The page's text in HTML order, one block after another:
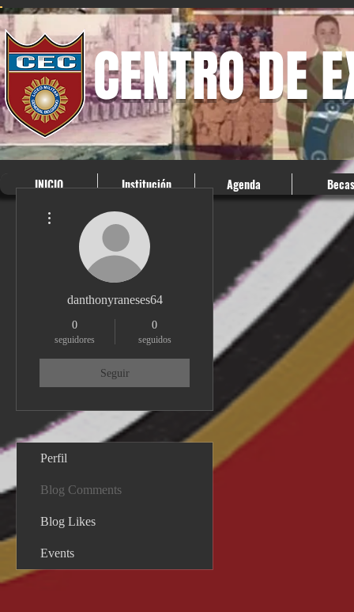
CENTRO DE
INICIO Institución Agenda Becas
danthonyraneses64
0
seguidores
0
seguidos
Seguir
Perfil
Blog Comments
Blog Likes
Events